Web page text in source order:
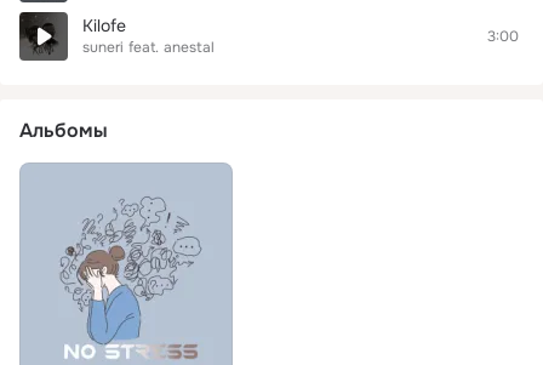
Kilofe
suneri feat. anestal
3:00
Альбомы